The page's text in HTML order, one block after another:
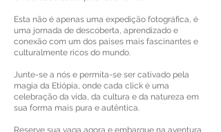
Esta não é apenas uma expedição fotográfica, é
uma jornada de descoberta, aprendizado e
conexão com um dos países mais fascinantes e
culturalmente ricos do mundo.
Junte-se a nós e permita-se ser cativado pela
magia da Etiópia, onde cada click é uma
celebração da vida, da cultura e da natureza em
sua forma mais pura e autêntica.
Reserve sua vaga agora e embarque na aventura